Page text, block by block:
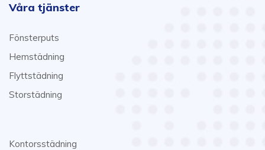
Våra tjänster
Fönsterputs
Hemstädning
Flyttstädning
Storstädning
Kontorsstädning